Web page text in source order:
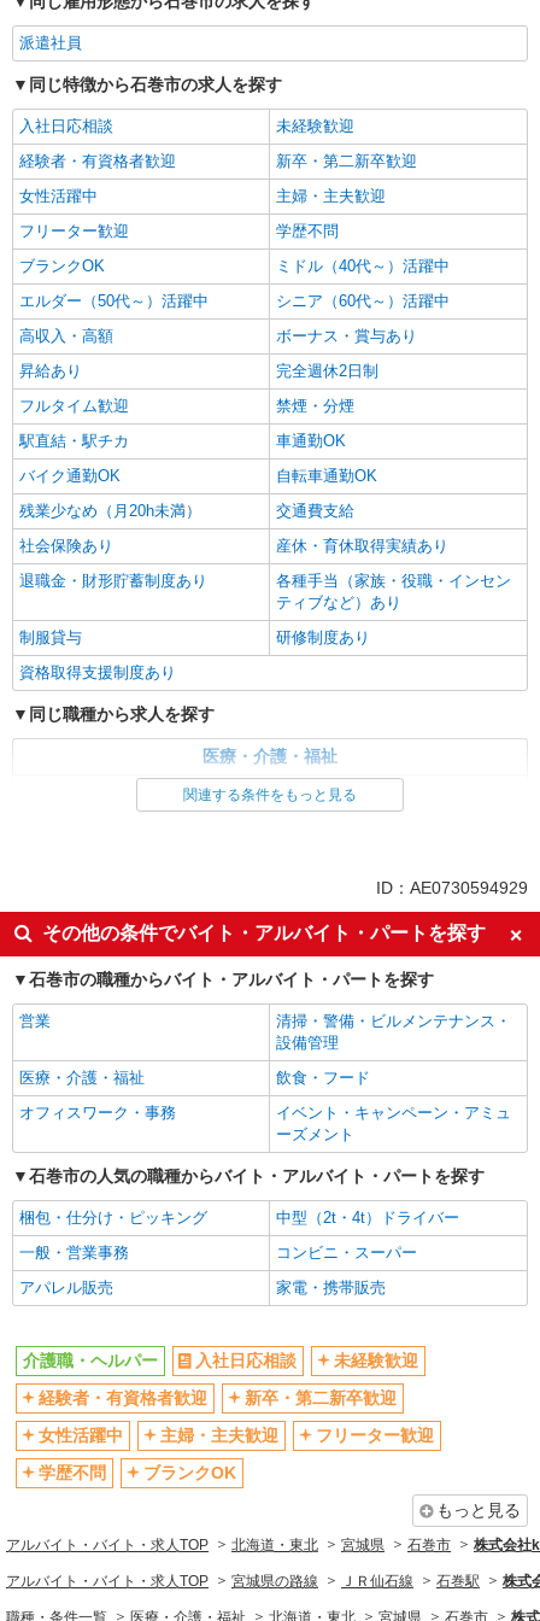
詳細を見る
派遣社員
同じ特徴から石巻市の求人を探す
入社日応相談
未経験歓迎
経験者・有資格者歓迎
新卒・第二新卒歓迎
女性活躍中
主婦・主夫歓迎
フリーター歓迎
学歴不問
ブランクOK
ミドル（40代～）活躍中
エルダー（50代～）活躍中
シニア（60代～）活躍中
高収入・高額
ボーナス・賞与あり
昇給あり
完全週休2日制
フルタイム歓迎
禁煙・分煙
駅直結・駅チカ
車通勤OK
バイク通勤OK
自転車通勤OK
残業少なめ（月20h未満）
交通費支給
社会保険あり
産休・育休取得実績あり
退職金・財形貯蓄制度あり
各種手当（家族・役職・インセン
ティブなど）あり
制服貸与
研修制度あり
資格取得支援制度あり
同じ職種から求人を探す
医療・介護・福祉
ボーナス・賞与あり
車通勤OK
交通費支給
社会保険あり
産休・育休取得実績あり
関連する条件をもっと見る
ID：AE0730594929
その他の条件でバイト・アルバイト・パートを探す
石巻市の職種からバイト・アルバイト・パートを探す
営業
清掃・警備・ビルメンテナンス・
設備管理
医療・介護・福祉
飲食・フード
オフィスワーク・事務
イベント・キャンペーン・アミュ
ーズメント
石巻市の人気の職種からバイト・アルバイト・パートを探す
梱包・仕分け・ピッキング
中型（2t・4t）ドライバー
一般・営業事務
コンビニ・スーパー
アパレル販売
家電・携帯販売
介護職・ヘルパー 入社日応相談
未経験歓迎
経験者・有資格者歓迎
新卒・第二新卒歓迎
女性活躍中
主婦・主夫歓迎
フリーター歓迎
学歴不問
ブランクOK
もっと見る
アルバイト・バイト・求人TOP 北海道・東北 宮城県 石巻市 株式会社
アルバイト・バイト・求人TOP 宮城県の路線 ＪＲ仙石線 石巻駅 株式
職種・条件一覧 医療・介護・福祉 北海道・東北 宮城県 石巻市 株